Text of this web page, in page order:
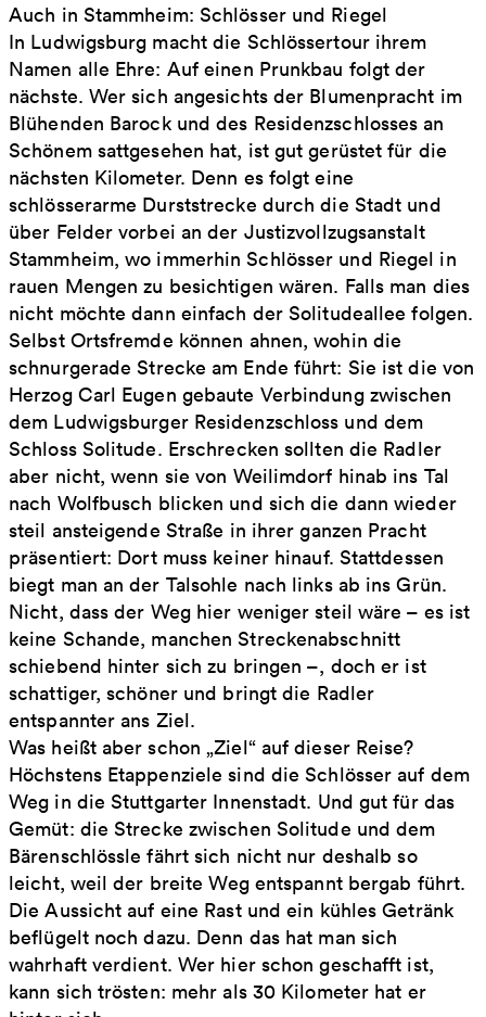
Auch in Stammheim: Schlösser und Riegel
In Ludwigsburg macht die Schlössertour ihrem
Namen alle Ehre: Auf einen Prunkbau folgt der
nächste. Wer sich angesichts der Blumenpracht im
Blühenden Barock und des Residenzschlosses an
Schönem sattgesehen hat, ist gut gerüstet für die
nächsten Kilometer. Denn es folgt eine
schlösserarme Durststrecke durch die Stadt und
über Felder vorbei an der Justizvollzugsanstalt
Stammheim, wo immerhin Schlösser und Riegel in
rauen Mengen zu besichtigen wären. Falls man dies
nicht möchte dann einfach der Solitudeallee folgen.
Selbst Ortsfremde können ahnen, wohin die
schnurgerade Strecke am Ende führt: Sie ist die von
Herzog Carl Eugen gebaute Verbindung zwischen
dem Ludwigsburger Residenzschloss und dem
Schloss Solitude. Erschrecken sollten die Radler
aber nicht, wenn sie von Weilimdorf hinab ins Tal
nach Wolfbusch blicken und sich die dann wieder
steil ansteigende Straße in ihrer ganzen Pracht
präsentiert: Dort muss keiner hinauf. Stattdessen
biegt man an der Talsohle nach links ab ins Grün.
Nicht, dass der Weg hier weniger steil wäre – es ist
keine Schande, manchen Streckenabschnitt
schiebend hinter sich zu bringen –, doch er ist
schattiger, schöner und bringt die Radler
entspannter ans Ziel.
Was heißt aber schon „Ziel“ auf dieser Reise?
Höchstens Etappenziele sind die Schlösser auf dem
Weg in die Stuttgarter Innenstadt. Und gut für das
Gemüt: die Strecke zwischen Solitude und dem
Bärenschlössle fährt sich nicht nur deshalb so
leicht, weil der breite Weg entspannt bergab führt.
Die Aussicht auf eine Rast und ein kühles Getränk
beflügelt noch dazu. Denn das hat man sich
wahrhaft verdient. Wer hier schon geschafft ist,
kann sich trösten: mehr als 30 Kilometer hat er